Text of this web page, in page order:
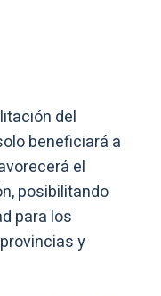
del
beneficiará a
el
posibilitando
para los
y